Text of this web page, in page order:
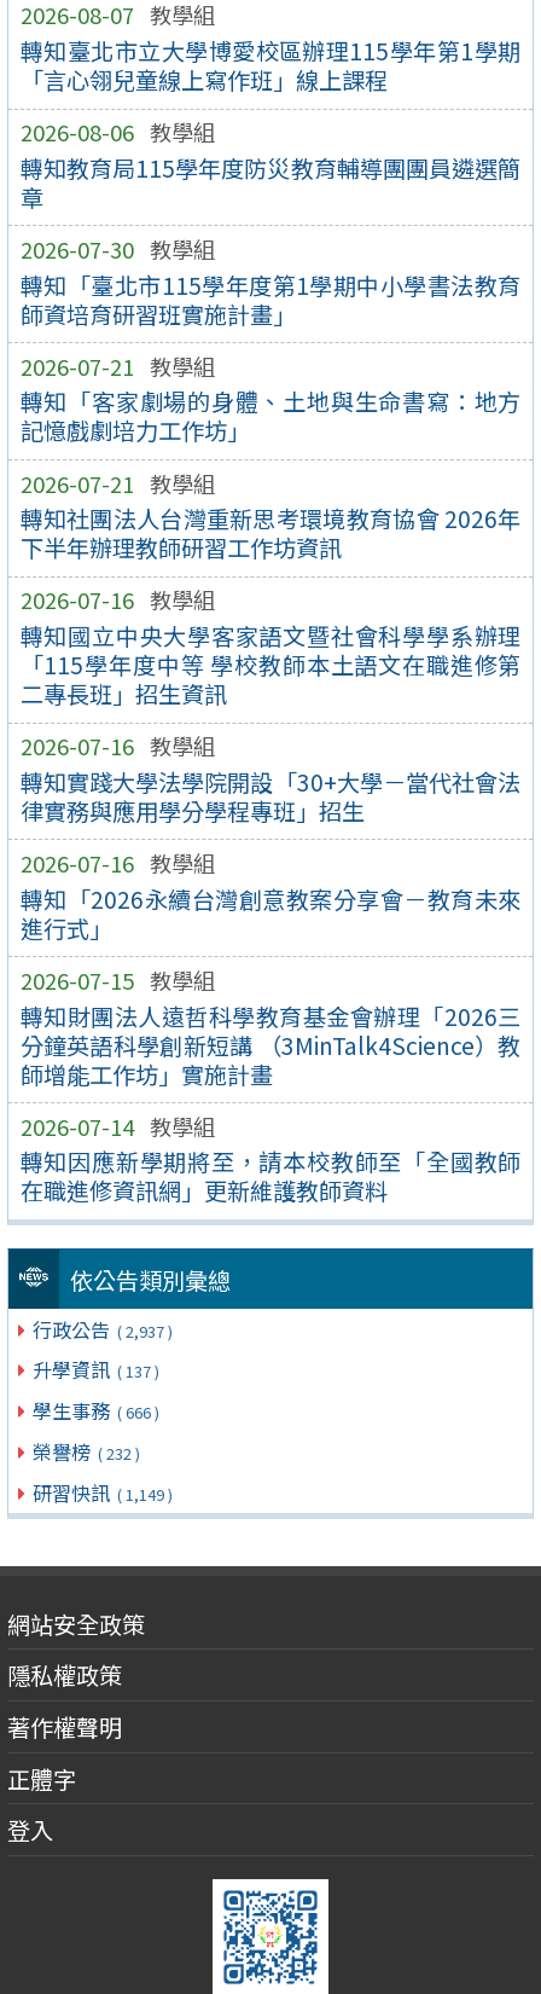
2026-08-07 教學組
轉知臺北市立大學博愛校區辦理115學年第1學期
「言心翎兒童線上寫作班」線上課程
2026-08-06 教學組
轉知教育局115學年度防災教育輔導團團員遴選簡
章
2026-07-30 教學組
轉知「臺北市115學年度第1學期中小學書法教育
師資培育研習班實施計畫」
2026-07-21 教學組
轉知「客家劇場的身體、土地與生命書寫：地方
記憶戲劇培力工作坊」
2026-07-21 教學組
轉知社團法人台灣重新思考環境教育協會 2026年
下半年辦理教師研習工作坊資訊
2026-07-16 教學組
轉知國立中央大學客家語文暨社會科學學系辦理
「115學年度中等 學校教師本土語文在職進修第
二專長班」招生資訊
2026-07-16 教學組
轉知實踐大學法學院開設「30+大學－當代社會法
律實務與應用學分學程專班」招生
2026-07-16 教學組
轉知「2026永續台灣創意教案分享會－教育未來
進行式」
2026-07-15 教學組
轉知財團法人遠哲科學教育基金會辦理「2026三
分鐘英語科學創新短講 （3MinTalk4Science）教
師增能工作坊」實施計畫
2026-07-14 教學組
轉知因應新學期將至，請本校教師至「全國教師
在職進修資訊網」更新維護教師資料
依公告類別彙總
行政公告 ( 2,937 )
升學資訊 ( 137 )
學生事務 ( 666 )
榮譽榜 ( 232 )
研習快訊 ( 1,149 )
網站安全政策
隱私權政策
著作權聲明
正體字
登入